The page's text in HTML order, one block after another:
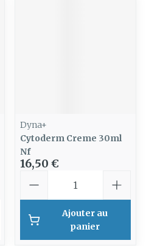
Dyna+
Cytoderm Creme 30ml
Nf
16,50 €
Ajouter au
panier